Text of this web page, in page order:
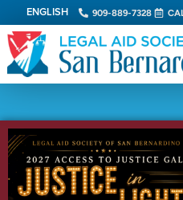
ENGLISH 909-889-7328